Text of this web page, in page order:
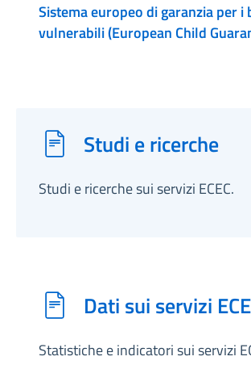
Sistema europeo di garanzia per i
vulnerabili (European Child
Studi e ricerche
Studi e ricerche sui servizi ECEC.
Dati sui servizi
Statistiche e indicatori sui servizi